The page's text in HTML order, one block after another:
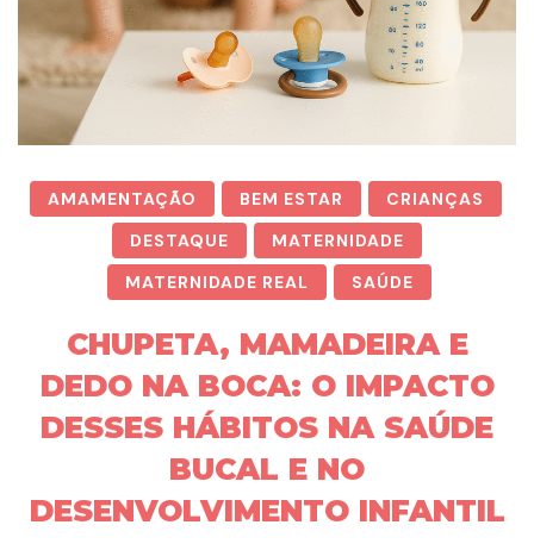
AMAMENTAÇÃO BEM ESTAR
CRIANÇAS
DESTAQUE
MATERNIDADE
MATERNIDADE REAL
SAÚDE
CHUPETA, MAMADEIRA E
DEDO NA BOCA: O IMPACTO
DESSES HÁBITOS NA SAÚDE
BUCAL E NO
DESENVOLVIMENTO INFANTIL